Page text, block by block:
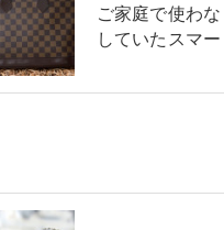
ご家庭で使わ
していたスマ